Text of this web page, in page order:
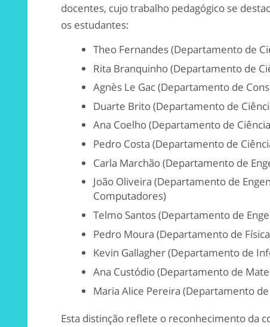
docentes, cujo trabalho pedagógico se
os estudantes:
Theo Fernandes (Departamento de
Rita Branquinho (Departamento de
Agnès Le Gac (Departamento de
Duarte Brito (Departamento de
Ana Coelho (Departamento de
Pedro Costa (Departamento de
Carla Marchão (Departamento de
João Oliveira (Departamento de
Computadores)
Telmo Santos (Departamento de
Pedro Moura (Departamento de
Kevin Gallagher (Departamento de
Ana Custódio (Departamento de
Maria Alice Pereira (Departamento
Esta distinção reflete o reconhecimento da